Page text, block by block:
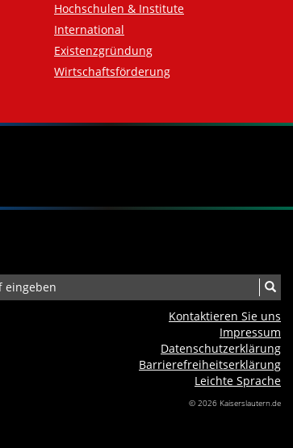
Hochschulen & Institute
International
Existenzgründung
Wirtschaftsförderung
Kontaktieren Sie uns
Impressum
Datenschutzerklärung
Barrierefreiheits­erklärung
Leichte Sprache
© 2026 Kaiserslautern.de